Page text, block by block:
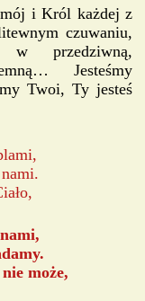
i Król każdej z
czuwaniu,
przedziwną,
Jesteśmy
Twoi, Ty jesteś
może,